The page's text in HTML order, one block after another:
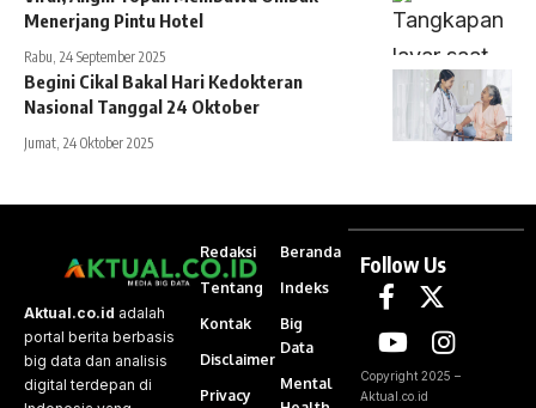
Menerjang Pintu Hotel
Rabu, 24 September 2025
Begini Cikal Bakal Hari Kedokteran
Nasional Tanggal 24 Oktober
Jumat, 24 Oktober 2025
Aktual.co.id adalah
portal berita berbasis
big data dan analisis
digital terdepan di
Redaksi
Tentang
Kontak
Disclaimer
Privacy
Beranda
Indeks
Big
Data
Mental
Follow Us
Copyright 2025 –
Aktual.co.id